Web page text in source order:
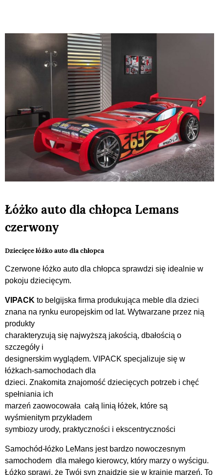
Łóżko auto dla chłopca Lemans
czerwony
Dziecięce łóżko auto dla chłopca
Czerwone łóżko auto dla chłopca sprawdzi się idealnie w
pokoju dziecięcym.
VIPACK to belgijska firma produkująca meble dla dzieci
znana na rynku europejskim od lat. Wytwarzane przez nią
produkty
charakteryzują się najwyższą jakością, dbałością o
szczegóły i
designerskim wyglądem. VIPACK specjalizuje się w
łóżkach-samochodach dla
dzieci. Znakomita znajomość dziecięcych potrzeb i chęć
spełniania ich
marzeń zaowocowała całą linią łóżek, które są
wyśmienitym przykładem
symbiozy urody, praktyczności i ekscentryczności
Samochód-łóżko LeMans jest bardzo nowoczesnym
samochodem dla małego kierowcy, który marzy o wyścigu.
Łóżko sprawi, że Twój syn znajdzie się w krainie marzeń. To